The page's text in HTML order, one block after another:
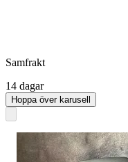
Samfrakt
14 dagar
Hoppa över karusell